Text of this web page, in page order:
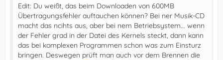
Edit: Du weißt, das beim Downloaden von 600MB
Übertragungsfehler auftauchen können? Bei ner Musik-CD
macht das ncihts aus, aber bei nem Betriebsystem... wenn
der Fehler grad in der Datei des Kernels steckt, dann kann
das bei komplexen Programmen schon was zum Einsturz
bringen. Deswegen prüft man auch vor dem Brennen die